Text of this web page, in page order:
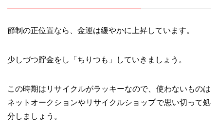
節制の正位置なら、金運は緩やかに上昇しています。
少しづつ貯金をし「ちりつも」していきましょう。
この時期はリサイクルがラッキーなので、使わないものは
ネットオークションやリサイクルショップで思い切って処
分しましょう。